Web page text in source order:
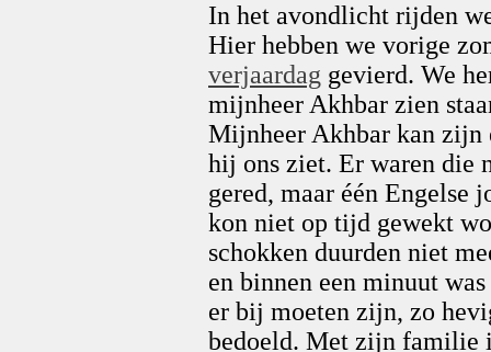
In het avondlicht rijden
Hier hebben we vorige
verjaardag gevierd. We
mijnheer Akhbar zien
Mijnheer Akhbar kan zijn
hij ons ziet. Er waren die
gered, maar één Engelse
kon niet op tijd gewekt
schokken duurden niet
en binnen een minuut
er bij moeten zijn, zo
bedoeld. Met zijn familie